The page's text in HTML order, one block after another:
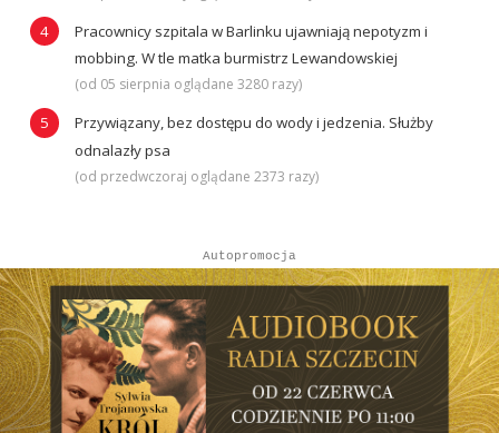
Pracownicy szpitala w Barlinku ujawniają nepotyzm i
mobbing. W tle matka burmistrz Lewandowskiej
(od 05 sierpnia oglądane 3280 razy)
Przywiązany, bez dostępu do wody i jedzenia. Służby
odnalazły psa
(od przedwczoraj oglądane 2373 razy)
Autopromocja